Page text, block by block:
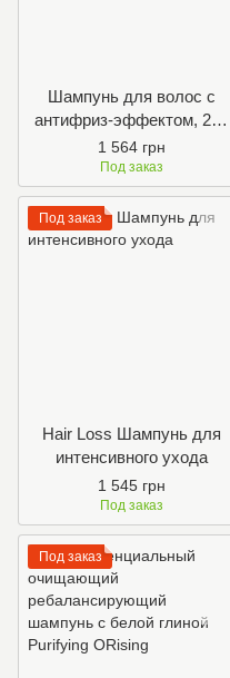
Шампунь для волос с
антифриз-эффектом, 240
мл
1 564 грн
Под заказ
Под заказ
Hair Loss Шампунь для
интенсивного ухода
1 545 грн
Под заказ
Под заказ